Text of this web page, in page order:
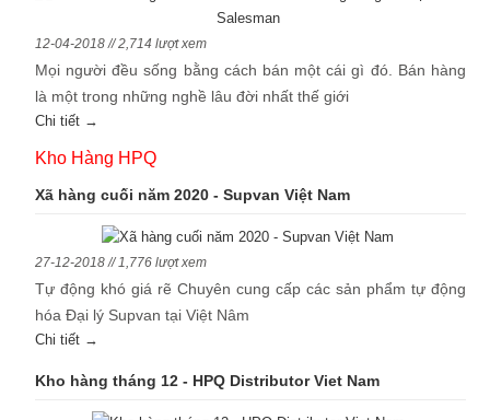
12-04-2018 // 2,714 lượt xem
Mọi người đều sống bằng cách bán một cái gì đó. Bán hàng
là một trong những nghề lâu đời nhất thế giới
Chi tiết →
Kho Hàng HPQ
Xã hàng cuối năm 2020 - Supvan Việt Nam
27-12-2018 // 1,776 lượt xem
Tự động khó giá rẽ Chuyên cung cấp các sản phẩm tự động
hóa Đại lý Supvan tại Việt Nâm
Chi tiết →
Kho hàng tháng 12 - HPQ Distributor Viet Nam